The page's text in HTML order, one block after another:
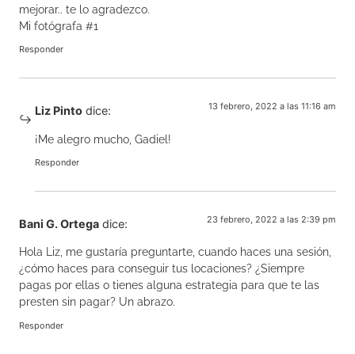
mejorar.. te lo agradezco.
Mi fotógrafa #1
Responder
Liz Pinto dice: 13 febrero, 2022 a las 11:16 am
¡Me alegro mucho, Gadiel!
Responder
Bani G. Ortega dice: 23 febrero, 2022 a las 2:39 pm
Hola Liz, me gustaría preguntarte, cuando haces una sesión,
¿cómo haces para conseguir tus locaciones? ¿Siempre
pagas por ellas o tienes alguna estrategia para que te las
presten sin pagar? Un abrazo.
Responder